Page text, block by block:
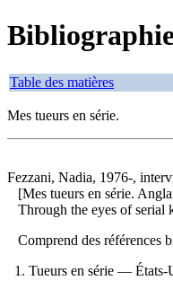
Table des matières
Mes tueurs en série.
Fezzani, Nadia, 1976-,
[Mes tueurs en série.
Through the eyes of serial
Comprend des références
1. Tueurs en série —